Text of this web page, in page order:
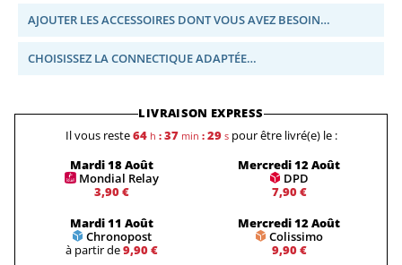
AJOUTER LES ACCESSOIRES DONT VOUS AVEZ BESOIN…
CHOISISSEZ LA CONNECTIQUE ADAPTÉE…
LIVRAISON EXPRESS
Il vous reste64h : 37min : 28s pour être livré(e) le :
Mardi 18 Août
Mondial Relay
3,90 €
Mercredi 12 Août
DPD
7,90 €
Mardi 11 Août
Chronopost
à partir de9,90 €
Mercredi 12 Août
Colissimo
9,90 €